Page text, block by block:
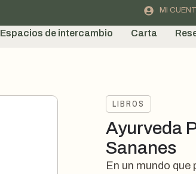
MI
Espacios de intercambio Carta
LIBROS
Ayurveda
Sananes
En un mundo